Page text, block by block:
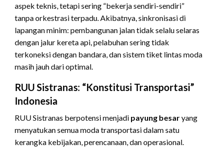
aspek teknis, tetapi sering “bekerja sendiri-sendiri”
tanpa orkestrasi terpadu. Akibatnya, sinkronisasi di
lapangan minim: pembangunan jalan tidak selalu selaras
dengan jalur kereta api, pelabuhan sering tidak
terkoneksi dengan bandara, dan sistem tiket lintas moda
masih jauh dari optimal.
RUU Sistranas: “Konstitusi Transportasi”
Indonesia
RUU Sistranas berpotensi menjadi payung besaryang
menyatukan semua moda transportasi dalam satu
kerangka kebijakan, perencanaan, dan operasional.